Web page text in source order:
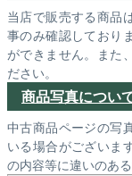
当店で販売する商品
事のみ確認しており
ができません。また
ださい。
商品写真につい
中古商品ページの写
いる場合がございま
の内容等に違いのあ